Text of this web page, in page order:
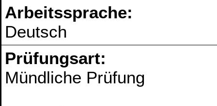
Arbeitssprache:
Deutsch
Prüfungsart:
Mündliche Prüfung